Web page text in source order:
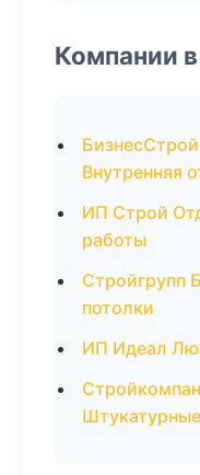
Компании
Внутренняя
ИП Строй
работы
Стройгрупп
потолки
ИП Идеал